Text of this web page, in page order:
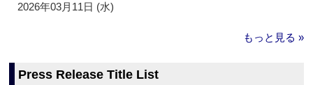
2026年03月11日 (水)
もっと見る »
Press Release Title List